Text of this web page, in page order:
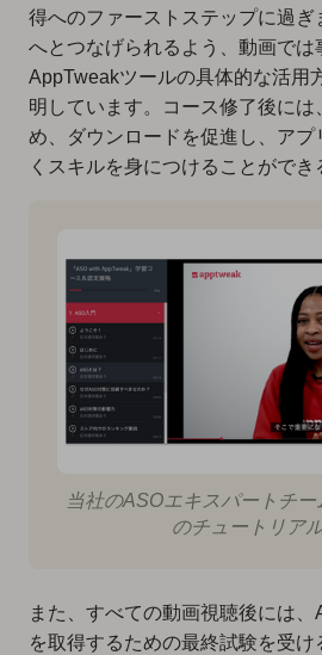
得へのファーストステップに過ぎ
へとつなげられるよう、動画では
AppTweakツールの具体的な活用
明しています。コース修了後に
め、ダウンロードを促進し、ア
くスキルを身につけることができ
当社のASOエキスパートチ
のチュートリア
また、すべての動画視聴後には
を取得するための最終試験を受